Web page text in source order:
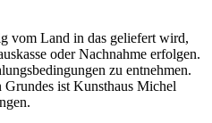
vom Land in das geliefert wird,
oder Nachnahme erfolgen.
zu entnehmen.
ist Kunsthaus Michel